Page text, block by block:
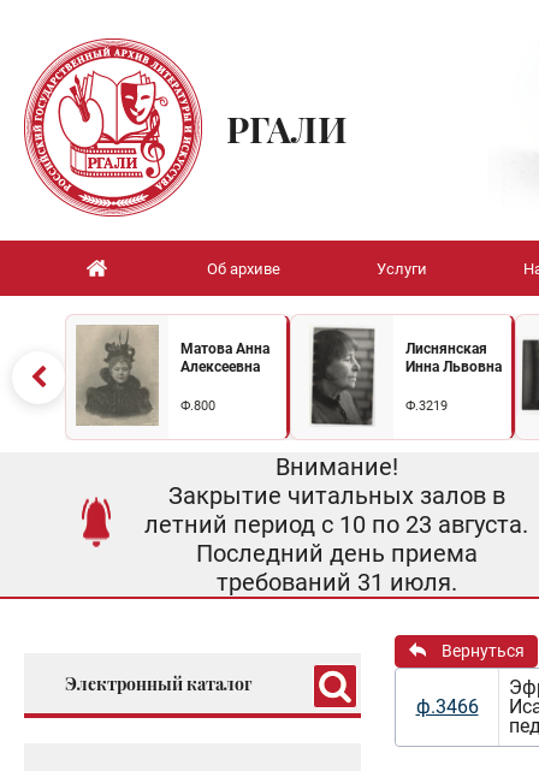
РГАЛИ
Об архиве Услуги
Матова Анна
Алексеевна
Ф.800
Лиснянская
Инна Львовна
Ф.3219
Внимание!
Закрытие читальных залов в
летний период с 10 по 23 августа.
Последний день приема
требований 31 июля.
Электронный каталог
Вернуться
ф.3466